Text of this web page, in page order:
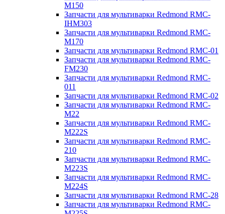
M150
Запчасти для мультиварки Redmond RMC-
IHM303
Запчасти для мультиварки Redmond RMC-
M170
Запчасти для мультиварки Redmond RMC-01
Запчасти для мультиварки Redmond RMC-
FM230
Запчасти для мультиварки Redmond RMC-
011
Запчасти для мультиварки Redmond RMC-02
Запчасти для мультиварки Redmond RMC-
M22
Запчасти для мультиварки Redmond RMC-
M222S
Запчасти для мультиварки Redmond RMC-
210
Запчасти для мультиварки Redmond RMC-
M223S
Запчасти для мультиварки Redmond RMC-
M224S
Запчасти для мультиварки Redmond RMC-28
Запчасти для мультиварки Redmond RMC-